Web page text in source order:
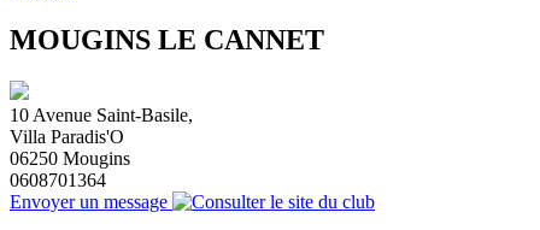
MOUGINS LE CANNET
10 Avenue Saint-Basile,
Villa Paradis'O
06250 Mougins
0608701364
Envoyer un message